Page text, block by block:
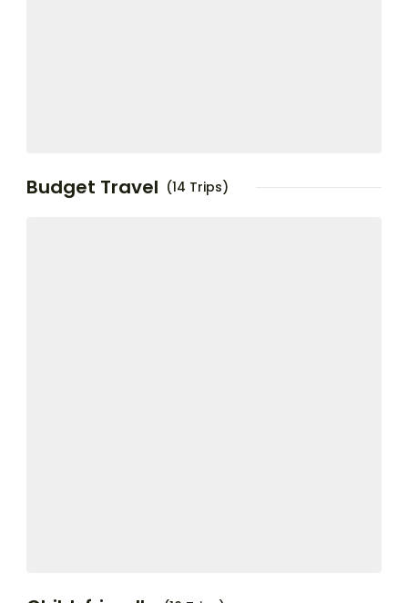
Budget Travel (14 Trips)